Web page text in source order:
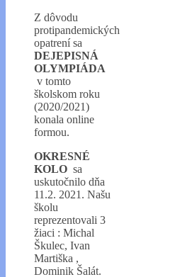
Z dôvodu
protipandemických
opatrení sa
DEJEPISNÁ
OLYMPIÁDA
v tomto
školskom roku
(2020/2021)
konala online
formou.
OKRESNÉ
KOLO sa
uskutočnilo dňa
11.2. 2021. Našu
školu
reprezentovali 3
žiaci : Michal
Škulec, Ivan
Martiška ,
Dominik Šalát.